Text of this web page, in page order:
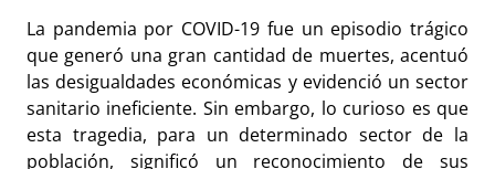
La pandemia por COVID-19 fue un episodio trágico
que generó una gran cantidad de muertes, acentuó
las desigualdades económicas y evidenció un sector
sanitario ineficiente. Sin embargo, lo curioso es que
esta tragedia, para un determinado sector de la
población, significó un reconocimiento de sus